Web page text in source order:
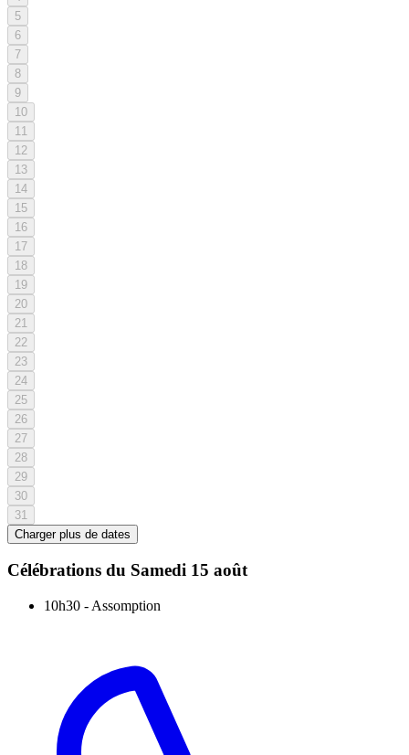
5
6
7
8
9
10
11
12
13
14
15
16
17
18
19
20
21
22
23
24
25
26
27
28
29
30
31
Charger plus de dates
Célébrations du Samedi 15 août
10h30 - Assomption